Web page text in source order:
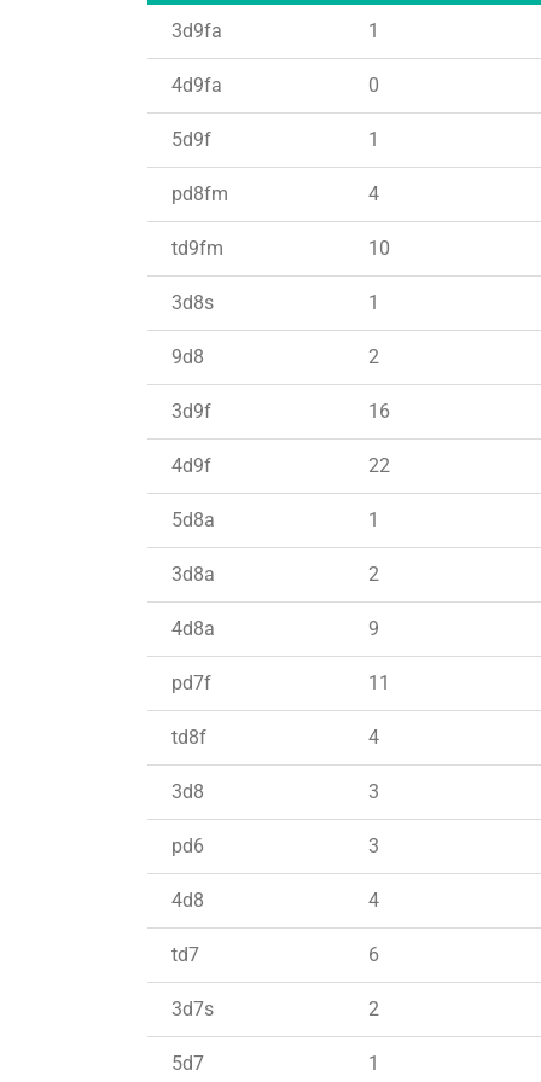
3d9fa 1
4d9fa 0
5d9f 1
pd8fm 4
td9fm 10
3d8s 1
9d8 2
3d9f 16
4d9f 22
5d8a 1
3d8a 2
4d8a 9
pd7f 11
td8f 4
3d8 3
pd6 3
4d8 4
td7 6
3d7s 2
5d7 1